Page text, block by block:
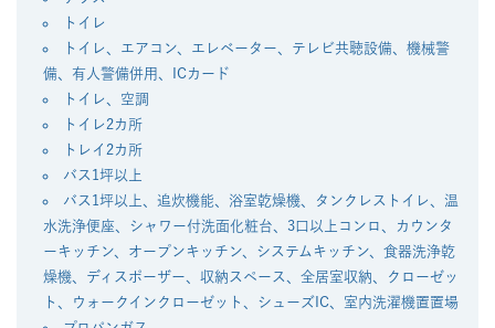
トイレ
トイレ、エアコン、エレベーター、テレビ共聴設備、機械警
備、有人警備併用、ICカード
トイレ、空調
トイレ2カ所
トレイ2カ所
バス1坪以上
バス1坪以上、追炊機能、浴室乾燥機、タンクレストイレ、温
水洗浄便座、シャワー付洗面化粧台、3口以上コンロ、カウンタ
ーキッチン、オープンキッチン、システムキッチン、食器洗浄乾
燥機、ディスポーザー、収納スペース、全居室収納、クローゼッ
ト、ウォークインクローゼット、シューズIC、室内洗濯機置置場